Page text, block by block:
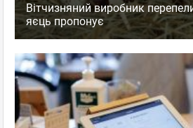
Вітчизняний виробник
яєць пропонує